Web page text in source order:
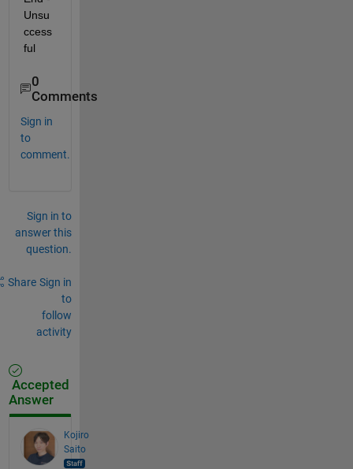
Unsu
ccess
ful
0
Comments
Sign in
to
comment.
Sign in to
answer this
question.
Share Sign in
to
follow
activity
Accepted
Answer
Kojiro
Saito